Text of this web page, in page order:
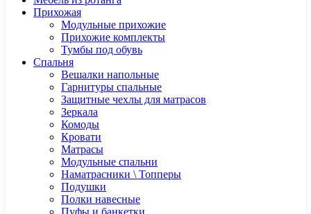
Прихожая
Модульные прихожие
Прихожие комплекты
Тумбы под обувь
Спальня
Вешалки напольные
Гарнитуры спальные
Защитные чехлы для матрасов
Зеркала
Комоды
Кровати
Матрасы
Модульные спальни
Наматрасники \ Топперы
Подушки
Полки навесные
Пуфы и банкетки